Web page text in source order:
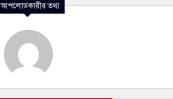
আপলোডকারীর তথ্য